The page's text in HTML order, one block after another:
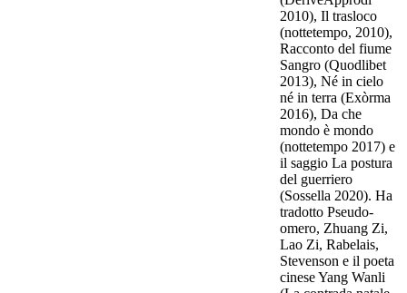
2010), Il trasloco
(nottetempo, 2010),
Racconto del fiume
Sangro (Quodlibet
2013), Né in cielo
né in terra (Exòrma
2016), Da che
mondo è mondo
(nottetempo 2017) e
il saggio La postura
del guerriero
(Sossella 2020). Ha
tradotto Pseudo-
omero, Zhuang Zi,
Lao Zi, Rabelais,
Stevenson e il poeta
cinese Yang Wanli